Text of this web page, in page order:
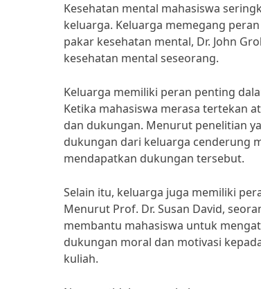
Kesehatan mental mahasiswa
keluarga. Keluarga memegang
pakar kesehatan mental, Dr. John
kesehatan mental seseorang.
Keluarga memiliki peran penting
Ketika mahasiswa merasa tertekan
dan dukungan. Menurut penelitian
dukungan dari keluarga cenderung
mendapatkan dukungan tersebut.
Selain itu, keluarga juga memiliki
Menurut Prof. Dr. Susan David,
membantu mahasiswa untuk
dukungan moral dan motivasi
kuliah.